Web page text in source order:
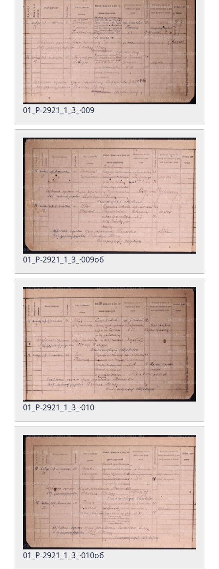
01_Р-2921_1_3_·009
01_Р-2921_1_3_·009об
01_Р-2921_1_3_·010
01_Р-2921_1_3_·010об